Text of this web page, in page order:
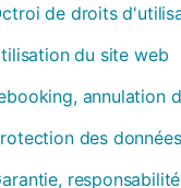
de droits
du site web
annulation
des données
responsabilité